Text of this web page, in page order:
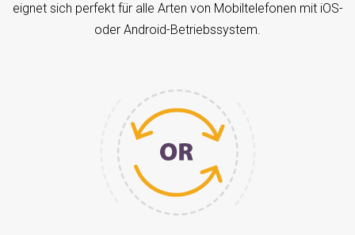
eignet sich perfekt für alle Arten von Mobiltelefonen mit iOS-
oder Android-Betriebssystem.